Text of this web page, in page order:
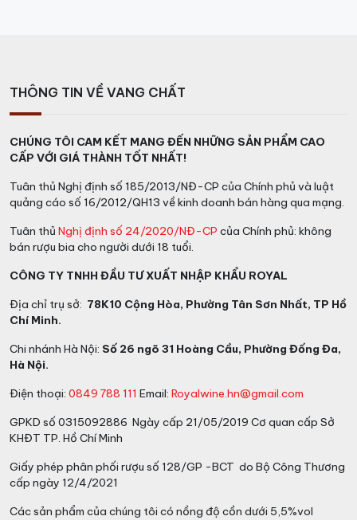
THÔNG TIN VỀ VANG CHẤT
CHÚNG TÔI CAM KẾT MANG ĐẾN NHỮNG SẢN PHẨM CAO
CẤP VỚI GIÁ THÀNH TỐT NHẤT!
Tuân thủ Nghị định số 185/2013/NĐ-CP của Chính phủ và luật
quảng cáo số 16/2012/QH13 về kinh doanh bán hàng qua mạng.
Tuân thủ Nghị định số 24/2020/NĐ-CP của Chính phủ: không
bán rượu bia cho người dưới 18 tuổi.
CÔNG TY TNHH ĐẦU TƯ XUẤT NHẬP KHẨU ROYAL
Địa chỉ trụ sở: 78K10 Cộng Hòa, Phường Tân Sơn Nhất, TP Hồ
Chí Minh.
Chi nhánh Hà Nội: Số 26 ngõ 31 Hoàng Cầu, Phường Đống Đa,
Hà Nội.
Điện thoại: 0849 788 111 Email: Royalwine.hn@gmail.com
GPKD số 0315092886 Ngày cấp 21/05/2019 Cơ quan cấp Sở
KHĐT TP. Hồ Chí Minh
Giấy phép phân phối rượu số 128/GP -BCT do Bộ Công Thương
cấp ngày 12/4/2021
Các sản phẩm của chúng tôi có nồng độ cồn dưới 5,5%vol